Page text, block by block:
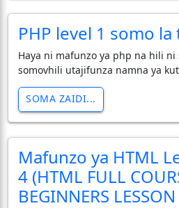
PHP level 1 somo la
Haya ni mafunzo ya php na hili ni
somovhili utajifunza namna ya
SOMA ZAIDI...
Mafunzo ya HTML
4 (HTML FULL
BEGINNERS